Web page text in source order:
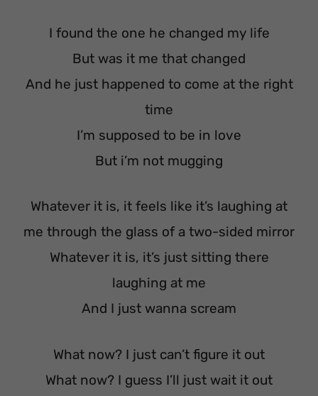
I found the one he changed my life
But was it me that changed
And he just happened to come at the right
time
I’m supposed to be in love
But i’m not mugging
Whatever it is, it feels like it’s laughing at
me through the glass of a two-sided mirror
Whatever it is, it’s just sitting there
laughing at me
And I just wanna scream
What now? I just can’t figure it out
What now? I guess I’ll just wait it out